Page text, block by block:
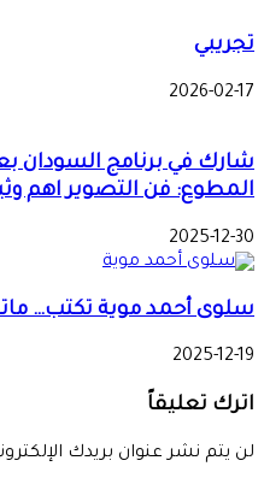
تجريبي
2026-02-17
شارك في برنامج السودان
المطوع: فن التصوير اهم
2025-12-30
سلوى أحمد موية تكتب…
2025-12-19
اترك تعليقاً
لن يتم نشر عنوان بريدك